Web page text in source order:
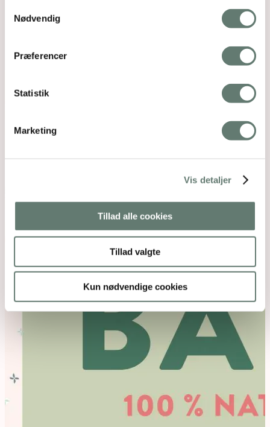
Nødvendig
Præferencer
Statistik
Marketing
Vis detaljer
Tillad alle cookies
Tillad valgte
Kun nødvendige cookies